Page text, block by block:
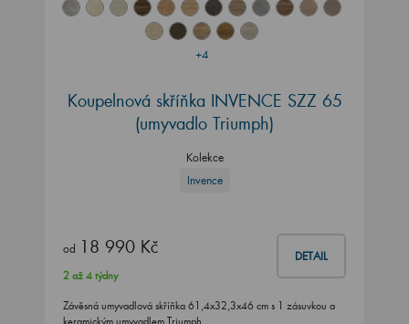
+4
Koupelnová skříňka INVENCE SZZ 65
(umyvadlo Triumph)
Kolekce
Invence
od 18 990 Kč DETAIL
2 až 4 týdny
Závěsná umyvadlová skříňka 61,4x32,3x46 cm s 1 zásuvkou a